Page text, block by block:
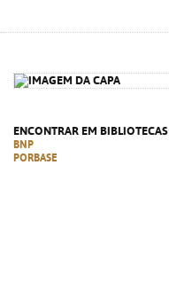
ENCONTRAR EM BIBLIOTECAS
BNP
PORBASE